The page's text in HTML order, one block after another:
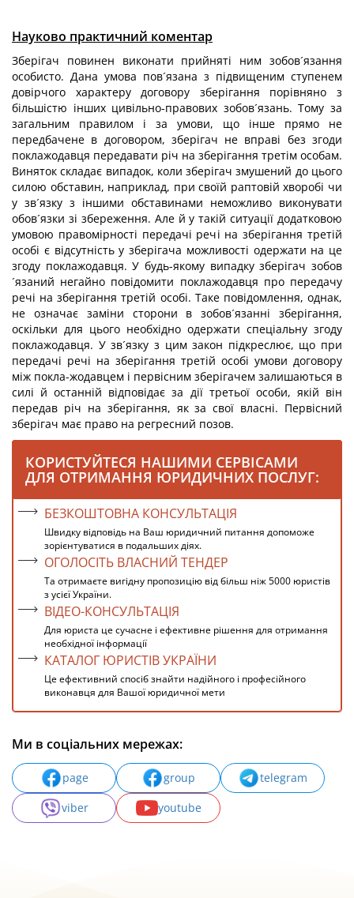
Науково практичний коментар
Зберігач повинен виконати прийняті ним зобов´язання
особисто. Дана умова пов´язана з підвищеним ступенем
довірчого характеру договору зберігання порівняно з
більшістю інших цивільно-правових зобов´язань. Тому за
загальним правилом і за умови, що інше прямо не
передбачене в договором, зберігач не вправі без згоди
поклажодавця передавати річ на зберігання третім особам.
Виняток складає випадок, коли зберігач змушений до цього
силою обставин, наприклад, при своїй раптовій хворобі чи
у зв´язку з іншими обставинами неможливо виконувати
обов´язки зі збереження. Але й у такій ситуації додатковою
умовою правомірності передачі речі на зберігання третій
особі є відсутність у зберігача можливості одержати на це
згоду поклажодавця. У будь-якому випадку зберігач зобов
´язаний негайно повідомити поклажодавця про передачу
речі на зберігання третій особі. Таке повідомлення, однак,
не означає заміни сторони в зобов´язанні зберігання,
оскільки для цього необхідно одержати спеціальну згоду
поклажодавця. У зв´язку з цим закон підкреслює, що при
передачі речі на зберігання третій особі умови договору
між покла-жодавцем і первісним зберігачем залишаються в
силі й останній відповідає за дії третьої особи, якій він
передав річ на зберігання, як за свої власні. Первісний
зберігач має право на регресний позов.
КОРИСТУЙТЕСЯ НАШИМИ СЕРВІСАМИ
ДЛЯ ОТРИМАННЯ ЮРИДИЧНИХ ПОСЛУГ:
БЕЗКОШТОВНА КОНСУЛЬТАЦІЯ
Швидку відповідь на Ваш юридичний питання допоможе
зорієнтуватися в подальших діях.
ОГОЛОСІТЬ ВЛАСНИЙ ТЕНДЕР
Та отримаєте вигідну пропозицію від більш ніж 5000 юристів
з усієї України.
ВІДЕО-КОНСУЛЬТАЦІЯ
Для юриста це сучасне і ефективне рішення для отримання
необхідної інформації
КАТАЛОГ ЮРИСТІВ УКРАЇНИ
Це ефективний спосіб знайти надійного і професійного
виконавця для Вашої юридичної мети
Ми в соціальних мережах:
page group
telegram
viber
youtube